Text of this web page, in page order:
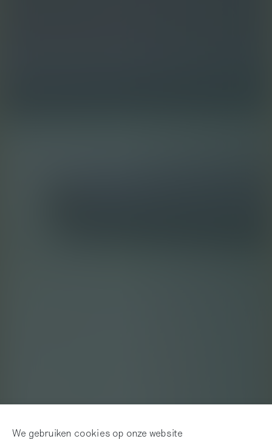
We gebruiken cookies op onze website